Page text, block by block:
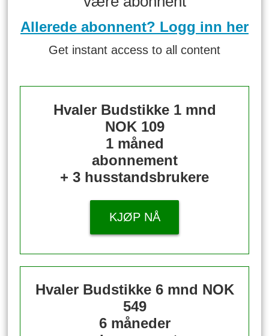
Allerede abonnent? Logg inn her
Get instant access to all content
Hvaler Budstikke 1 mnd
NOK 109
1 måned
abonnement
+ 3 husstandsbrukere
KJØP NÅ
Hvaler Budstikke 6 mnd NOK
549
6 måneder